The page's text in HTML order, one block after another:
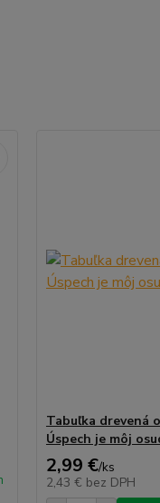
Tabuľka drevená
Úspech je môj
2,99 €/ks
2,43 € bez DPH